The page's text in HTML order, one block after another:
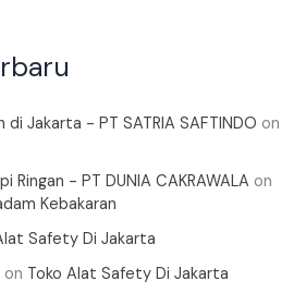
di Jakarta - PT SATRIA SAFTINDO on
Ringan - PT DUNIA CAKRAWALA on
Kebakaran
Safety Di Jakarta
on Toko Alat Safety Di Jakarta